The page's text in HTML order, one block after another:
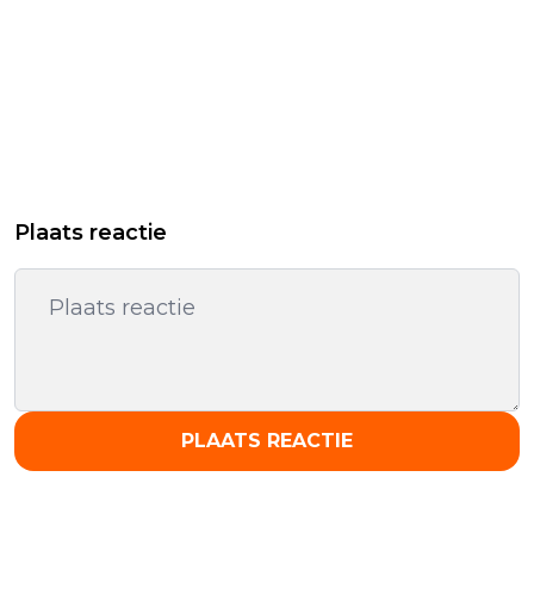
Plaats reactie
PLAATS REACTIE